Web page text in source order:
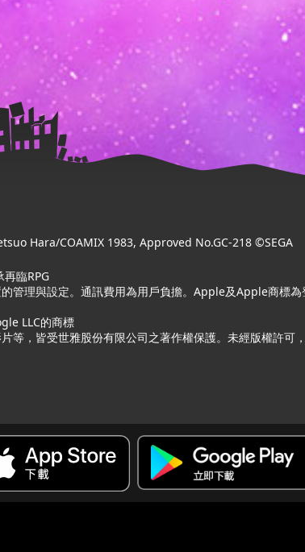
Hara/COAMIX 1983, Approved No.GC-218 ©SEGA
臨RPG
管理與設定。通訊費用為用戶負擔。Apple及Apple商標
LLC的商標
等，皆受世雅股份有限公司之著作權保護。未經版權許可